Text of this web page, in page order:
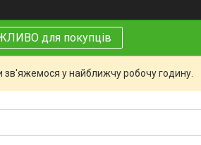
для покупців
зв'яжемося у найближчу робочу годину.